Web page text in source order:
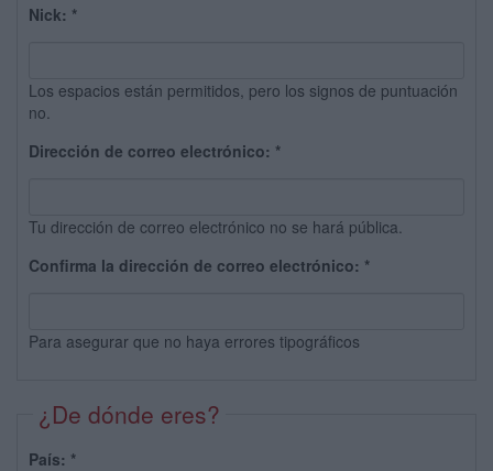
Nick: *
Los espacios están permitidos, pero los signos de puntuación
no.
Dirección de correo electrónico: *
Tu dirección de correo electrónico no se hará pública.
Confirma la dirección de correo electrónico: *
Para asegurar que no haya errores tipográficos
¿De dónde eres?
País: *